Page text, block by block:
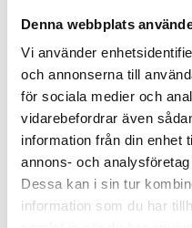
Denna webbplats
Vi använder
och annonserna till
för sociala medier och
vidarebefordrar även
information från din enhet
annons- och
Dessa kan i sin tur
information som du har
kroppens naturliga
förbättrad cirkulation,
snabbare återhämtning.
Behandlingen är helt
en modern, immersiv
både effektiv och
Fördelar:
– Kan bidra till
– Ökad energi och